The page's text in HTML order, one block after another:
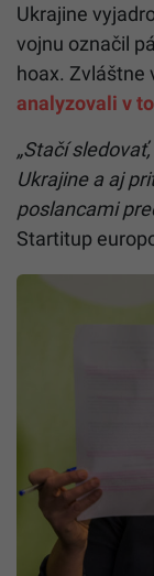
Ukrajine
vojnu označil
hoax. Zvláštne
analyzovali v
„Stačí
Ukrajine a aj
poslancami
Startitup